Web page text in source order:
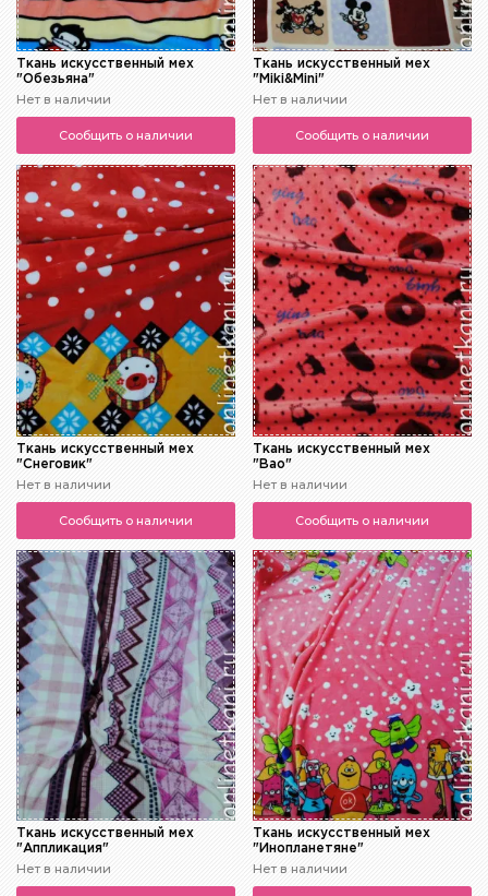
Ткань искусственный мех
"Обезьяна"
Нет в наличии
Сообщить о наличии
Ткань искусственный мех
"Miki&Mini"
Нет в наличии
Сообщить о наличии
Ткань искусственный мех
"Снеговик"
Нет в наличии
Сообщить о наличии
Ткань искусственный мех
"Bао"
Нет в наличии
Сообщить о наличии
Ткань искусственный мех
"Аппликация"
Нет в наличии
Ткань искусственный мех
"Инопланетяне"
Нет в наличии